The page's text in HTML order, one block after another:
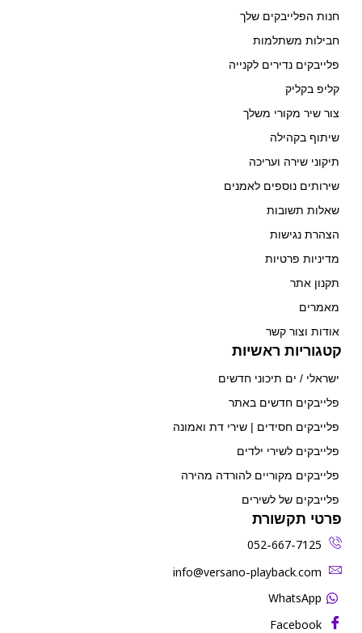
חנות הפלייבקים שלך
חבילות משתלמות
פלייבקים נדירים לקנייה
קליפ בקליק
צור שיר מקורי משלך
שיתוף בקהילה
תיקוני שירה ועריכה
שירותים נוספים לאמנים
שאלות תשובות
הצהרת נגישות
מדיניות פרטיות
תקנון אתר
מאמרים
אודות וצור קשר
קטגוריות ראשיות
ישראלי / ים תיכוני חדשים
פלייבקים חדשים באתר
פלייבקים חסידים | שירי דת ואמונה
פלייבקים לשירי ילדים
פלייבקים מקוריים להורדה מהירה
פלייבקים של לשירים
פרטי תקשורת
052-667-7125
‫info@versano-playback.com‬
WhatsApp
Facebook